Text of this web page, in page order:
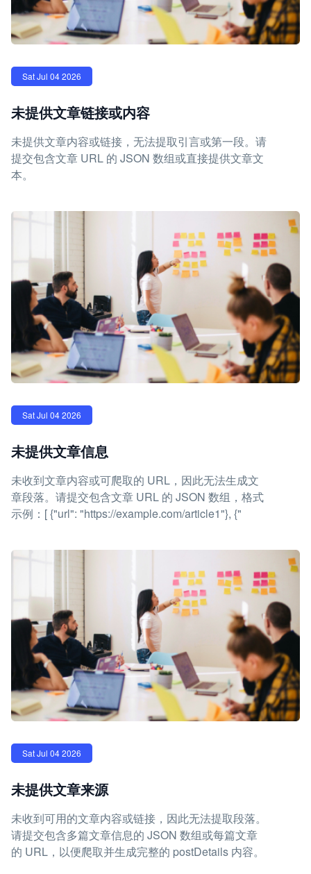
Sat Jul 04 2026
未提供文章链接或内容
未提供文章内容或链接，无法提取引言或第一段。请
提交包含文章 URL 的 JSON 数组或直接提供文章文
本。
Sat Jul 04 2026
未提供文章信息
未收到文章内容或可爬取的 URL，因此无法生成文
章段落。请提交包含文章 URL 的 JSON 数组，格式
示例：[ {"url": "https://example.com/article1"}, {"
Sat Jul 04 2026
未提供文章来源
未收到可用的文章内容或链接，因此无法提取段落。
请提交包含多篇文章信息的 JSON 数组或每篇文章
的 URL，以便爬取并生成完整的 postDetails 内容。